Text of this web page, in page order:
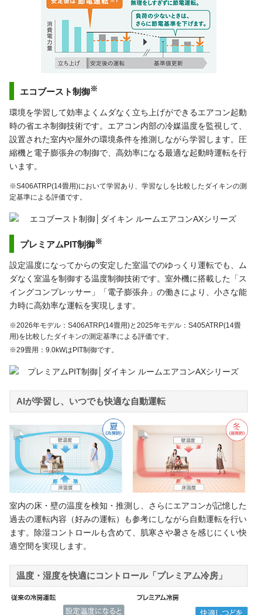
エコブースト制御※
環境を学習して効率よくムダなく立ち上げができるエアコン起動
時の省エネ制御技術です。エアコン内部の冷媒温度を監視して、
設置された室内や屋外の環境条件を推測しながら学習します。圧
縮機と電子膨張弁の制御で、高効率になる最適な起動時運転を行
います。
※S406ATRP(14畳用)において学習あり、学習なしを比較したダイキンの測
定基準による評価です。
プレミアムPIT制御※
設定温度になってからの安定した室温でのゆっくり運転でも、ム
ダなく室温を制御する温度制御技術です。室外機に搭載した「ス
イングコンプレッサー」「電子膨張弁」の働きにより、小さな能
力時に高効率な運転を実現します。
※2026年モデル：S406ATRP(14畳用)と2025年モデル：S405ATRP(14畳
用)を比較したダイキンの測定基準による評価です。
※29畳用：9.0kWはPIT制御です。
AIが学習し、いつでも快適な自動運転
室内の床・壁の温度を検知・推測し、さらにエアコンが記憶した
過去の運転内容（好みの運転）も参考にしながら自動運転を行い
ます。除湿コントロールも含めて、肌寒さや暑さを感じにくい快
適空間を実現します。
温度・湿度を快適にコントロール「プレミアム冷房」